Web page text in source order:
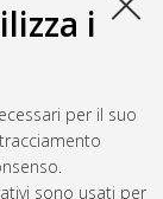
i
per il suo
sono usati per
nel
Mater
ricerca in
linguaggi,
, 25